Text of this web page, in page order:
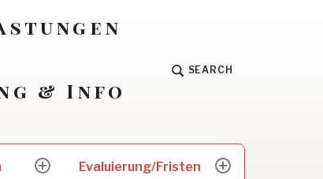
& Info
SEARCH
expandEvaluierung/Fristen
expand